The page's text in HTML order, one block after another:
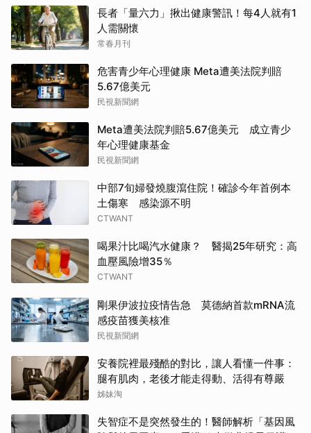
長者「量六力」揪出健康警訊！每4人就有1
人需關懷
常春月刊
危害青少年心理健康 Meta遭美法院判賠
5.67億美元
民視新聞網
Meta遭美法院判賠5.67億美元 成立青少
年心理健康基金
民視新聞網
中部7旬婦發燒腹瀉住院！確診今年首例本
土傷寒 感染源不明
CTWANT
喝果汁比喝汽水健康？ 醫揭25年研究：高
血壓風險增35％
CTWANT
剛果伊波拉疫情告急 莫德納首款mRNA流
感疫苗獲美核准
民視新聞網
安養院裡最殘酷的對比，讓人看懂一件事：
腿有肌肉，老後才能走得動、活得有尊嚴
姊妹淘
失智症不是突然發生的！醫師解析「基因風